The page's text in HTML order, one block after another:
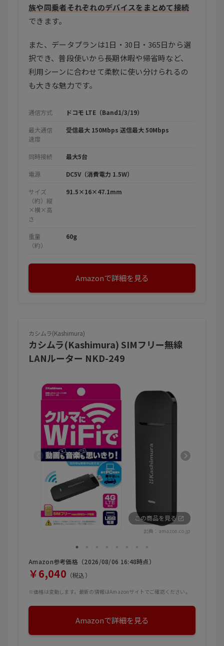
族や同乗者それぞれのデバイスをまとめて接続
できます。
また、データプランは1日・30日・365日から選
択でき、普段使いから長期休暇や帰省時など、
利用シーンに合わせて柔軟に使い分けられるの
も大きな魅力です。
通信方式 ドコモ LTE（Band1/3/19）
最大通信
速度
受信最大 150Mbps 送信最大 50Mbps
同時接続 最大5台
電源 DC5V（消費電力 1.5W）
サイズ
（約）縦
×横×高
さ
91.5×16×47.1mm
重量
（約）
60g
Amazonで詳細を見る
カシムラ(Kashimura)
カシムラ(Kashimura) SIMフリー無線
LANルーター NKD-249
この商品を見る
出典： amazon.co.jp
Amazon参考価格（2026/08/06 16:48時点）
￥6,040 （税込）
※価格は変動します。最新の情報はAmazonサイトでご確認ください。
Amazonで詳細を見る